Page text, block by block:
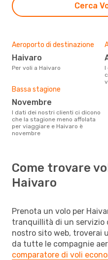
Cerca
Aeroporto di destinazione
Haivaro
Per voli a Haivaro
I dati dei nostri clienti ci dicono
Bassa stagione
novembre
I dati dei nostri clienti ci dicono
che la stagione meno affolata
per viaggiare e Haivaro è
novembre
Come trovare
Haivaro
Prenota un volo per
tranquillità di un servizio
nostro sito web, troverai
da tutte le compagnie
comparatore di voli